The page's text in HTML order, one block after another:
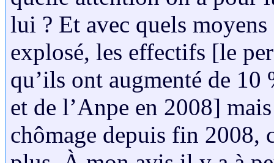
lui ? Et avec quels
explosé, les effectifs [le
qu’ils ont augmenté de
et de l’Anpe en 2008]
chômage depuis fin 2008,